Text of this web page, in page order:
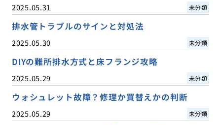
2025.05.31 未分類
排水管トラブルのサインと対処法
2025.05.30 未分類
DIYの難所排水方式と床フランジ攻略
2025.05.29 未分類
ウォシュレット故障？修理か買替えかの判断
2025.05.29 未分類